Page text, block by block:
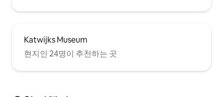
Katwijks Museum
현지인 24명이 추천하는 곳